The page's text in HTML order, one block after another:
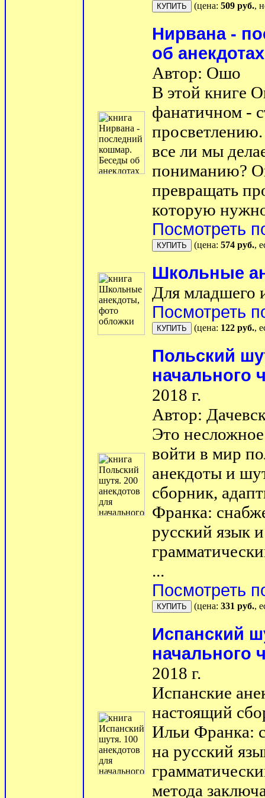
(цена: 509 руб.,
Нирвана -
об
Автор: Ошо
В этой книге
фанатичном -
все ли мы
пониманию?
превращать
которую
Посмотреть
(цена: 574 руб.,
Школьные
Для младшего
Посмотреть
(цена: 122 руб.,
Польский
начального
2018 г.
Автор:
Это
войти в мир
анекдоты и
сборник,
Франка:
русский язык
...
Посмотреть
(цена: 331 руб.,
Испанский
начального
2018 г.
Испанские
настоящий
Ильи Франка:
на русский
метода